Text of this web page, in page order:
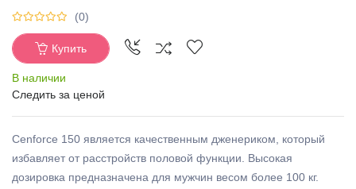
(0)
Купить
В наличии
Следить за ценой
Cenforce 150 является качественным дженериком, который
избавляет от расстройств половой функции. Высокая
дозировка предназначена для мужчин весом более 100 кг.